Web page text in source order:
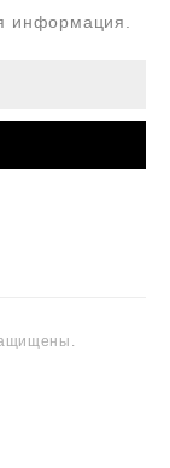
информация.